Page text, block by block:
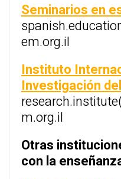
Seminarios en
em.org.il
Instituto
Investigación
m.org.il
Otras
con la